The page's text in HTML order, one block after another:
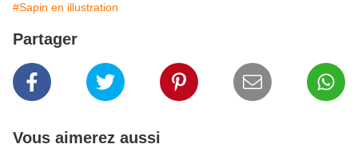
#Sapin en illustration
Partager
Vous aimerez aussi